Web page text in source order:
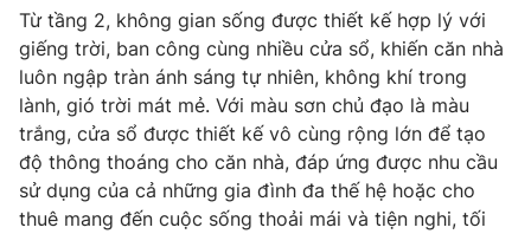
Từ tầng 2, không gian sống được thiết kế hợp lý với
giếng trời, ban công cùng nhiều cửa sổ, khiến căn nhà
luôn ngập tràn ánh sáng tự nhiên, không khí trong
lành, gió trời mát mẻ. Với màu sơn chủ đạo là màu
trắng, cửa sổ được thiết kế vô cùng rộng lớn để tạo
độ thông thoáng cho căn nhà, đáp ứng được nhu cầu
sử dụng của cả những gia đình đa thế hệ hoặc cho
thuê mang đến cuộc sống thoải mái và tiện nghi, tối